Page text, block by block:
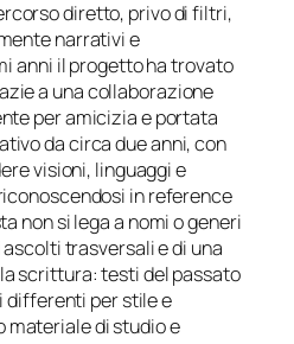
diretto, privo di filtri,
narrativi e
anni il progetto ha trovato
a una collaborazione
per amicizia e portata
da circa due anni, con
visioni, linguaggi e
in reference
non si lega a nomi o generi
trasversali e di una
scrittura: testi del passato
differenti per stile e
materiale di studio e